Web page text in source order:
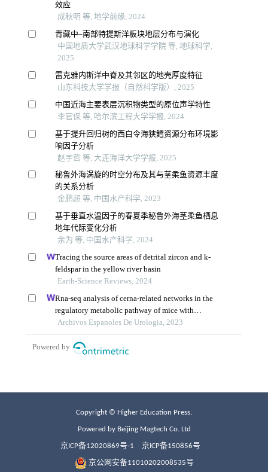
Copyright © Higher Education Press.
Powered by Beijing Magtech Co. Ltd
京ICP备12020869号-1 京ICP备150856号
京公网安备11010202008535号